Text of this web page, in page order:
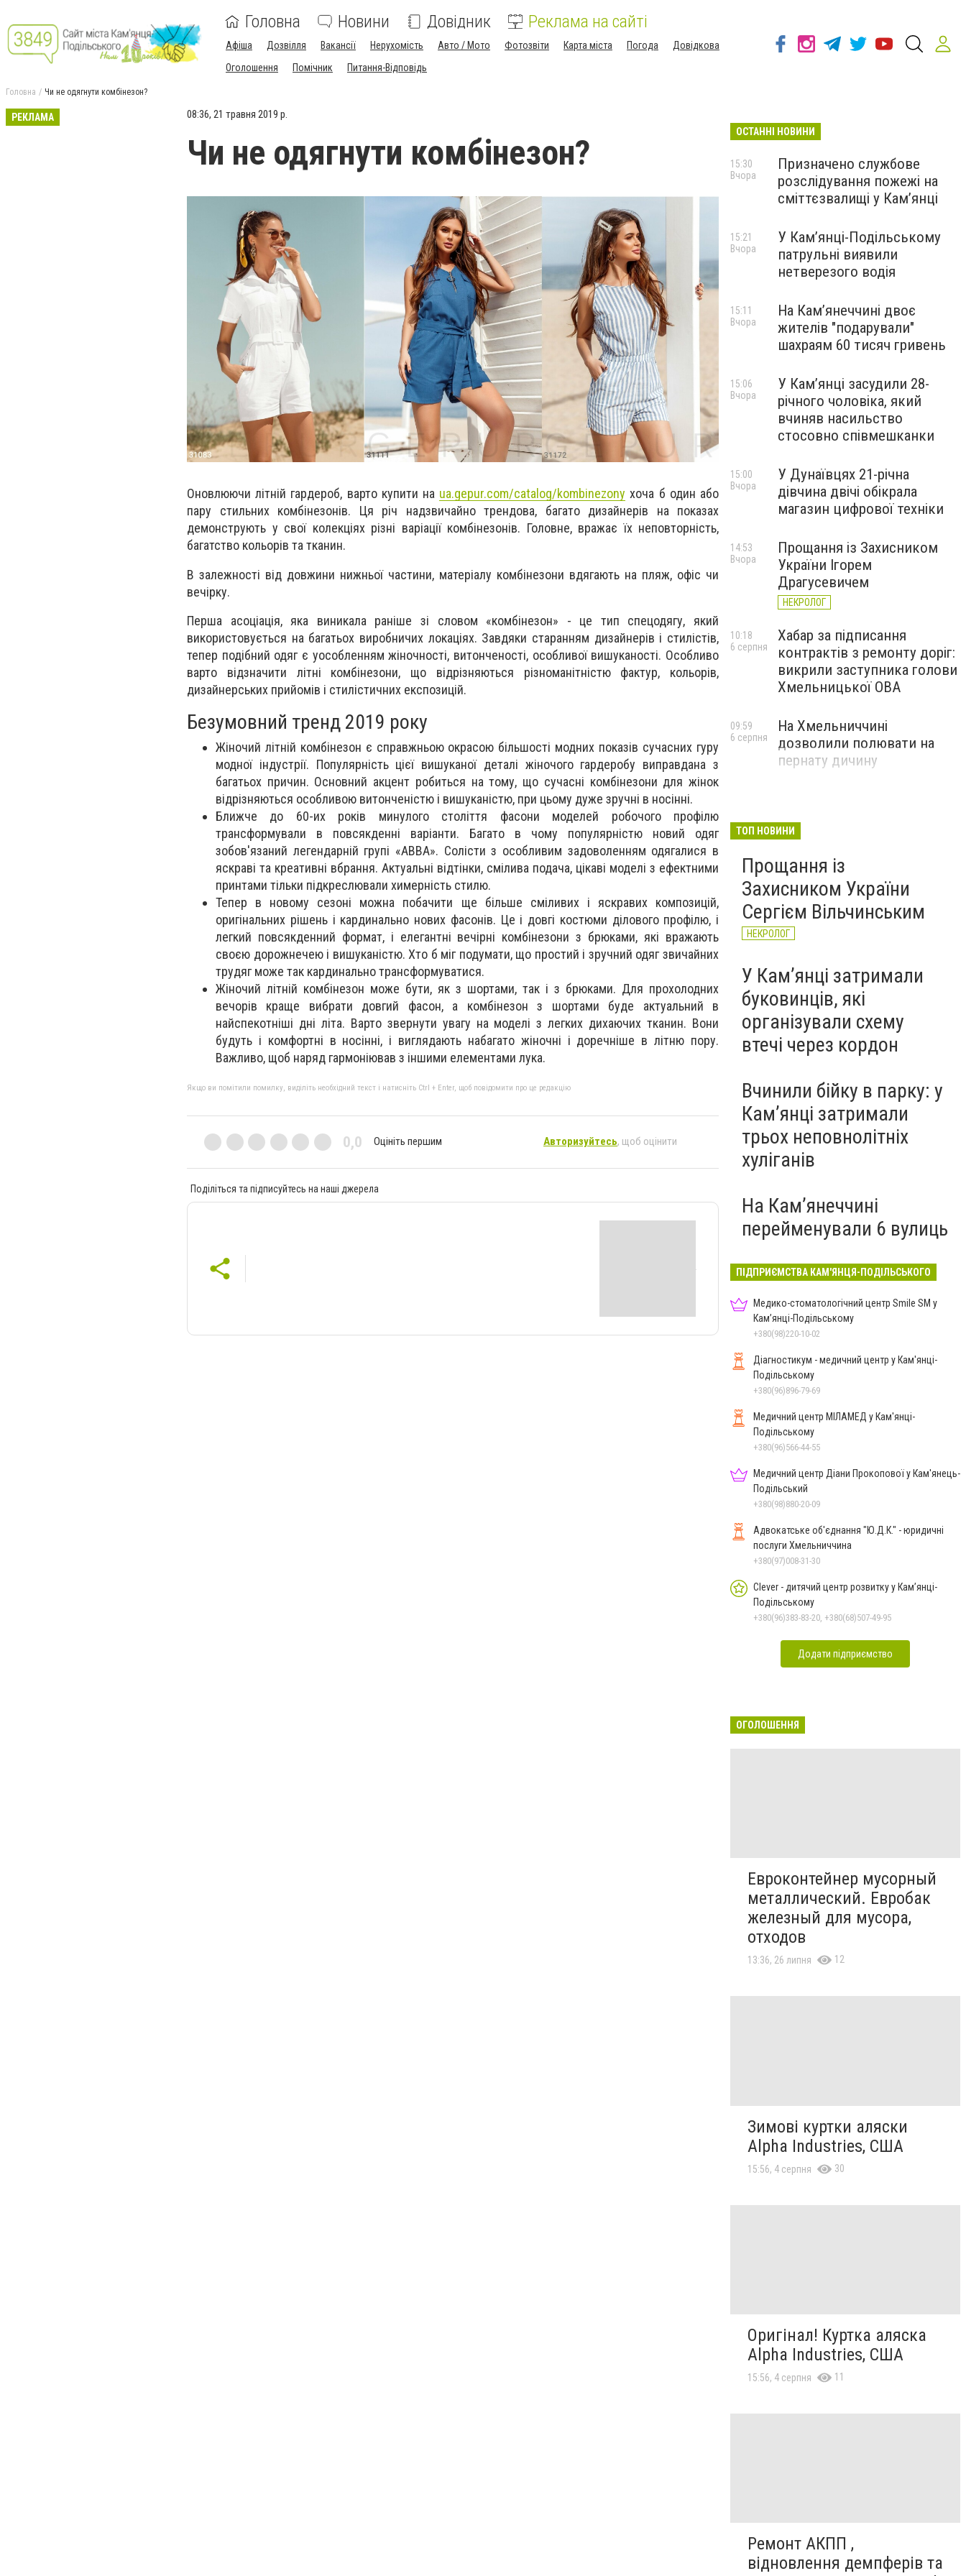
Головна Новини Довідник Реклама на сайті
Афіша Дозвілля Вакансії Нерухомість Авто / Мото Фотозвіти Карта міста Погода
Довідкова
Оголошення
Помічник Питання-Відповідь
Головна Чи не одягнути комбінезон?
РЕКЛАМА 08:36, 21 травня 2019 р.
Чи не одягнути комбінезон?
Оновлюючи літній гардероб, варто купити на ua.gepur.com/catalog/kombinezony хоча б один або
пару стильних комбінезонів. Ця річ надзвичайно трендова, багато дизайнерів на показах
демонструють у свої колекціях різні варіації комбінезонів. Головне, вражає їх неповторність,
багатство кольорів та тканин.
В залежності від довжини нижньої частини, матеріалу комбінезони вдягають на пляж, офіс чи
вечірку.
Перша асоціація, яка виникала раніше зі словом «комбінезон» - це тип спецодягу, який
використовується на багатьох виробничих локаціях. Завдяки старанням дизайнерів і стилістів,
тепер подібний одяг є уособленням жіночності, витонченості, особливої ​​вишуканості. Особливо
варто відзначити літні комбінезони, що відрізняються різноманітністю фактур, кольорів,
дизайнерських прийомів і стилістичних експозицій.
Безумовний тренд 2019 року
Жіночий літній комбінезон є справжньою окрасою більшості модних показів сучасних гуру
модної індустрії. Популярність цієї вишуканої деталі жіночого гардеробу виправдана з
багатьох причин. Основний акцент робиться на тому, що сучасні комбінезони для жінок
відрізняються особливою витонченістю і вишуканістю, при цьому дуже зручні в носінні.
Ближче до 60-их років минулого століття фасони моделей робочого профілю
трансформували в повсякденні варіанти. Багато в чому популярністю новий одяг
зобов'язаний легендарній групі «ABBA». Солісти з особливим задоволенням одягалися в
яскраві та креативні вбрання. Актуальні відтінки, смілива подача, цікаві моделі з ефектними
принтами тільки підкреслювали химерність стилю.
Тепер в новому сезоні можна побачити ще більше сміливих і яскравих композицій,
оригінальних рішень і кардинально нових фасонів. Це і довгі костюми ділового профілю, і
легкий повсякденний формат, і елегантні вечірні комбінезони з брюками, які вражають
своєю дорожнечею і вишуканістю. Хто б міг подумати, що простий і зручний одяг звичайних
трудяг може так кардинально трансформуватися.
Жіночий літній комбінезон може бути, як з шортами, так і з брюками. Для прохолодних
вечорів краще вибрати довгий фасон, а комбінезон з шортами буде актуальний в
найспекотніші дні літа. Варто звернути увагу на моделі з легких дихаючих тканин. Вони
будуть і комфортні в носінні, і виглядають набагато жіночні і доречніше в літню пору.
Важливо, щоб наряд гармоніював з іншими елементами лука.
Якщо ви помітили помилку, виділіть необхідний текст і натисніть Ctrl + Enter, щоб повідомити про це редакцію
0,0 Оцініть першим Авторизуйтесь, щоб оцінити
Поділіться та підписуйтесь на наші джерела
ОСТАННІ НОВИНИ
Призначено службове
розслідування пожежі на
сміттєзвалищі у Кам’янці
15:30
Вчора
У Кам’янці-Подільському
патрульні виявили
нетверезого водія
15:21
Вчора
На Камʼянеччині двоє
жителів "подарували"
шахраям 60 тисяч гривень
15:11
Вчора
У Камʼянці засудили 28-
річного чоловіка, який
вчиняв насильство
стосовно співмешканки
15:06
Вчора
У Дунаївцях 21-річна
дівчина двічі обікрала
магазин цифрової техніки
15:00
Вчора
Прощання із Захисником
України Ігорем
Драгусевичем
НЕКРОЛОГ
14:53
Вчора
Хабар за підписання
контрактів з ремонту доріг:
викрили заступника голови
Хмельницької ОВА
10:18
6 серпня
На Хмельниччині
дозволили полювати на
пернату дичину
09:59
6 серпня
ТОП НОВИНИ
Прощання із
Захисником України
Сергієм Вільчинським
НЕКРОЛОГ
У Кам’янці затримали
буковинців, які
організували схему
втечі через кордон
Вчинили бійку в парку: у
Кам’янці затримали
трьох неповнолітніх
хуліганів
На Камʼянеччині
перейменували 6 вулиць
ПІДПРИЄМСТВА КАМ'ЯНЦЯ-ПОДІЛЬСЬКОГО
Медико-стоматологічний центр Smile SM у
Кам’янці-Подільському
+380(98)220-10-02
Діагностикум - медичний центр у Кам'янці-
Подільському
+380(96)896-79-69
Медичний центр МІЛАМЕД у Кам'янці-
Подільському
+380(96)566-44-55
Медичний центр Діани Прокопової у Кам'янець-
Подільський
+380(98)880-20-09
Адвокатське об'єднання "Ю.Д.К." - юридичні
послуги Хмельниччина
+380(97)008-31-30
Clever - дитячий центр розвитку у Кам’янці-
Подільському
+380(96)383-83-20, +380(68)507-49-95
Додати підприємство
ОГОЛОШЕННЯ
Евроконтейнер мусорный
металлический. Евробак
железный для мусора,
отходов
13:36, 26 липня 12
Зимові куртки аляски
Alpha Industries, США
15:56, 4 серпня 30
Оригінал! Куртка аляска
Alpha Industries, США
15:56, 4 серпня 11
Ремонт АКПП ,
відновлення демпферів та